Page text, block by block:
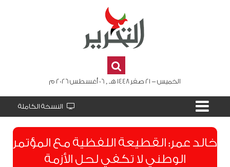
الخميس - 21 صفر 1448 هـ , 06 أغسطس 2026 م
النسخة الكاملة
​خالد عمر: القطيعة اللفظية مع المؤتمر
الوطني لا تكفي لحل الأزمة